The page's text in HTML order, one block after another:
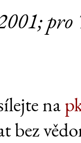
na
bez